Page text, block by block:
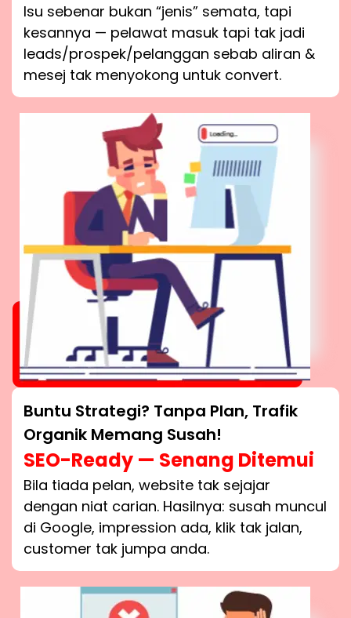
Isu sebenar bukan “jenis” semata, tapi
kesannya — pelawat masuk tapi tak jadi
leads/prospek/pelanggan sebab aliran &
mesej tak menyokong untuk convert.
Buntu Strategi? Tanpa Plan, Trafik
Organik Memang Susah!
SEO-Ready — Senang Ditemui
Bila tiada pelan, website tak sejajar
dengan niat carian. Hasilnya: susah muncul
di Google, impression ada, klik tak jalan,
customer tak jumpa anda.